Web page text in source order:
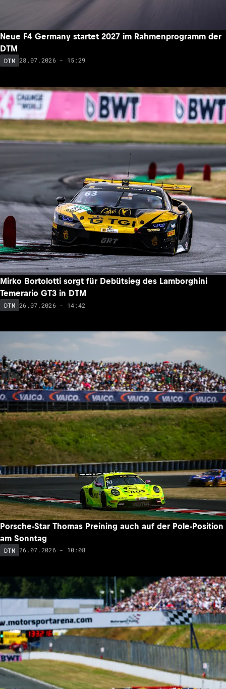
Neue F4 Germany startet 2027 im Rahmenprogramm der
DTM
DTM 28.07.2026 - 15:29
Mirko Bortolotti sorgt für Debütsieg des Lamborghini
Temerario GT3 in DTM
DTM 26.07.2026 - 14:42
Porsche-Star Thomas Preining auch auf der Pole-Position
am Sonntag
DTM 26.07.2026 - 10:08